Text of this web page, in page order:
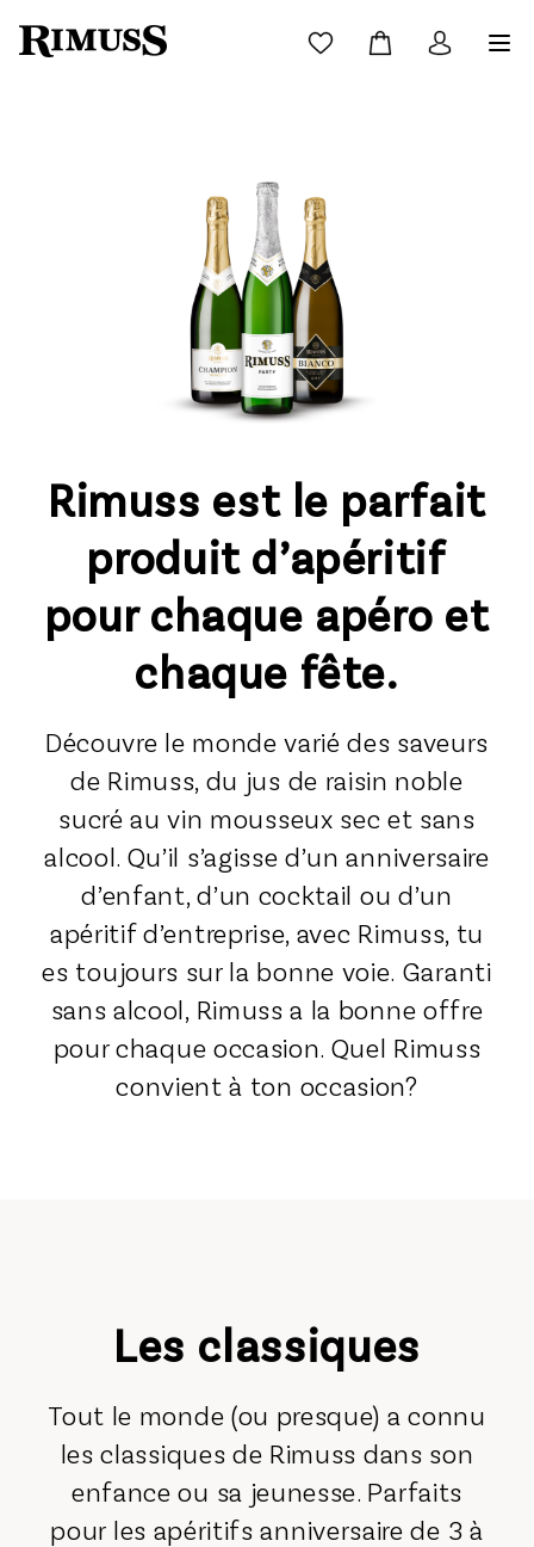
Rimuss est le parfait
produit d’apéritif
pour chaque apéro et
chaque fête.
Découvre le monde varié des saveurs
de Rimuss, du jus de raisin noble
sucré au vin mousseux sec et sans
alcool. Qu’il s’agisse d’un anniversaire
d’enfant, d’un cocktail ou d’un
apéritif d’entreprise, avec Rimuss, tu
es toujours sur la bonne voie. Garanti
sans alcool, Rimuss a la bonne offre
pour chaque occasion. Quel Rimuss
convient à ton occasion?
Les classiques
Tout le monde (ou presque) a connu
les classiques de Rimuss dans son
enfance ou sa jeunesse. Parfaits
pour les apéritifs anniversaire de 3 à